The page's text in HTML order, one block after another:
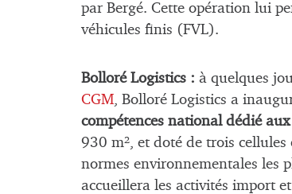
par Bergé. Cette opération lui
véhicules finis (FVL).
Bolloré Logistics : à quelques
CGM, Bolloré Logistics a
compétences national dédié
930 m², et doté de trois
normes environnementales les
accueillera les activités import